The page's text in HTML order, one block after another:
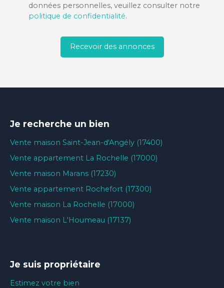
données personnelles, veuillez consulter notre
politique de confidentialité.
Recevoir des annonces
Je recherche un bien
Vente maison Saint-Jean-d'Angély (17400)
Vente appartement La Rochelle (17000)
Vente maison Marans (17230)
Vente appartement Rochefort (17300)
Vente maison La Rochelle (17000)
Vente maison L'Houmeau (17137)
Je suis propriétaire
Estimez votre bien